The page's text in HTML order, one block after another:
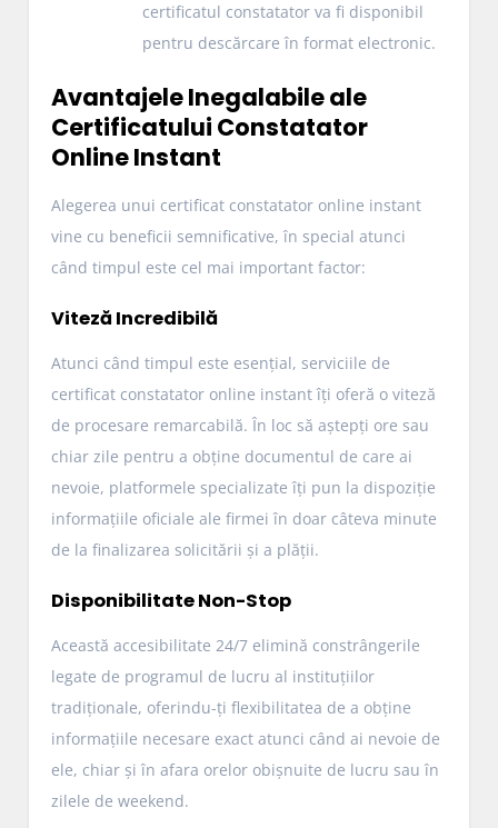
certificatul constatator va fi disponibil
pentru descărcare în format electronic.
Avantajele Inegalabile ale
Certificatului Constatator
Online Instant
Alegerea unui certificat constatator online instant
vine cu beneficii semnificative, în special atunci
când timpul este cel mai important factor:
Viteză Incredibilă
Atunci când timpul este esențial, serviciile de
certificat constatator online instant îți oferă o viteză
de procesare remarcabilă. În loc să aștepți ore sau
chiar zile pentru a obține documentul de care ai
nevoie, platformele specializate îți pun la dispoziție
informațiile oficiale ale firmei în doar câteva minute
de la finalizarea solicitării și a plății.
Disponibilitate Non-Stop
Această accesibilitate 24/7 elimină constrângerile
legate de programul de lucru al instituțiilor
tradiționale, oferindu-ți flexibilitatea de a obține
informațiile necesare exact atunci când ai nevoie de
ele, chiar și în afara orelor obișnuite de lucru sau în
zilele de weekend.